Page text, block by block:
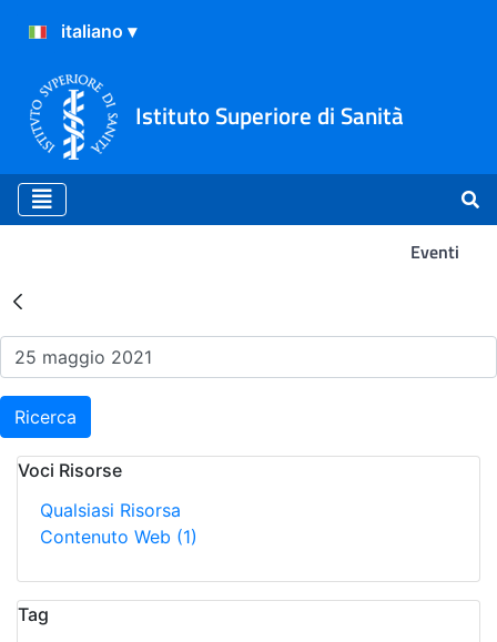
Istituto Superiore di Sanità
Eventi
Risultati della Ricerca -
Ricerca
Voci Risorse
Qualsiasi Risorsa
Contenuto Web (1)
Tag